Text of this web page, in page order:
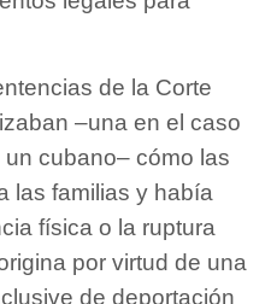
de la Corte
–una en el caso
cubano– cómo las
las familias y había
física o la ruptura
por virtud de una
de deportación